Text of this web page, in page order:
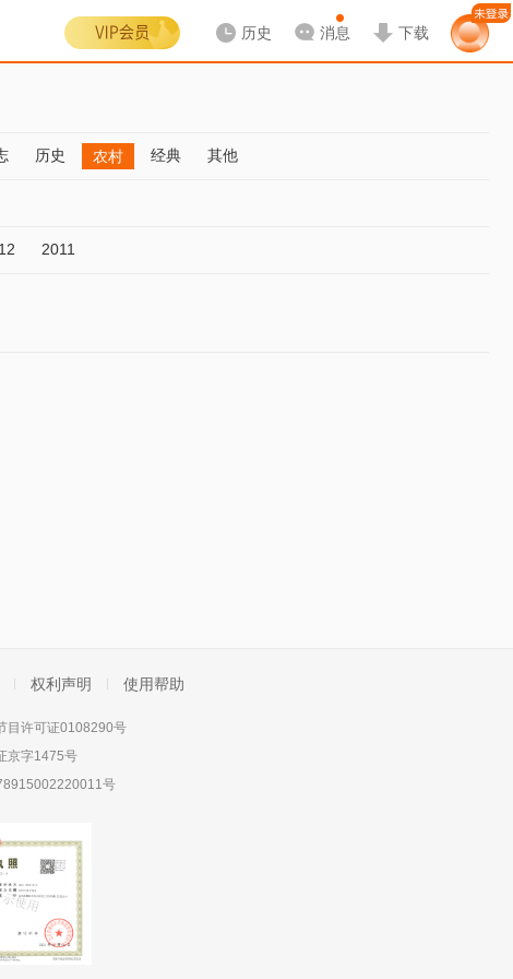
历史 消息 下载
历史 农村 经典 其他
2011
权利声明 使用帮助
目许可证0108290号
京字1475号
号